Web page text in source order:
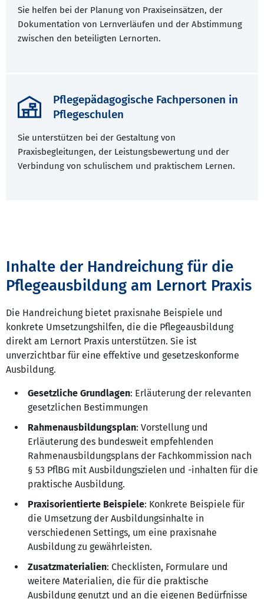
Sie helfen bei der Planung von Praxiseinsätzen, der
Dokumentation von Lernverläufen und der Abstimmung
zwischen den beteiligten Lernorten.
Pflegepädagogische Fachpersonen in
Pflegeschulen
Sie unterstützen bei der Gestaltung von
Praxisbegleitungen, der Leistungsbewertung und der
Verbindung von schulischem und praktischem Lernen.
Inhalte der Handreichung für die
Pflegeausbildung am Lernort Praxis
Die Handreichung bietet praxisnahe Beispiele und
konkrete Umsetzungshilfen, die die Pflegeausbildung
direkt am Lernort Praxis unterstützen. Sie ist
unverzichtbar für eine effektive und gesetzeskonforme
Ausbildung.
Gesetzliche Grundlagen: Erläuterung der relevanten
gesetzlichen Bestimmungen
Rahmenausbildungsplan: Vorstellung und
Erläuterung des bundesweit empfehlenden
Rahmenausbildungsplans der Fachkommission nach
§ 53 PflBG mit Ausbildungszielen und -inhalten für die
praktische Ausbildung.
Praxisorientierte Beispiele: Konkrete Beispiele für
die Umsetzung der Ausbildungsinhalte in
verschiedenen Settings, um eine praxisnahe
Ausbildung zu gewährleisten.
Zusatzmaterialien: Checklisten, Formulare und
weitere Materialien, die für die praktische
Ausbildung genutzt und an die eigenen Bedürfnisse